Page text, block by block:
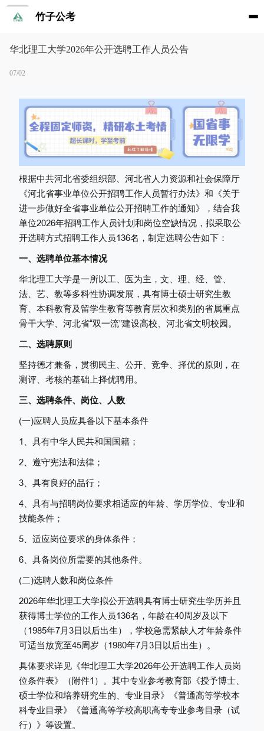
竹子公考
华北理工大学2026年公开选聘工作人员公告
07/02
根据中共河北省委组织部、河北省人力资源和社会保障厅
《河北省事业单位公开招聘工作人员暂行办法》和《关于
进一步做好全省事业单位公开招聘工作的通知》，结合我
单位2026年招聘工作人员计划和岗位空缺情况，拟采取公
开选聘方式招聘工作人员136名，制定选聘公告如下：
一、选聘单位基本情况
华北理工大学是一所以工、医为主，文、理、经、管、
法、艺、教等多科性协调发展，具有博士硕士研究生教
育、本科教育及留学生教育等教育层次和类别的省属重点
骨干大学、河北省“双一流”建设高校、河北省文明校园。
二、选聘原则
坚持德才兼备，贯彻民主、公开、竞争、择优的原则，在
测评、考核的基础上择优聘用。
三、选聘条件、岗位、人数
(一)应聘人员应具备以下基本条件
1、具有中华人民共和国国籍；
2、遵守宪法和法律；
3、具有良好的品行；
4、具有与招聘岗位要求相适应的年龄、学历学位、专业和
技能条件；
5、适应岗位要求的身体条件；
6、具备岗位所需要的其他条件。
(二)选聘人数和岗位条件
2026年华北理工大学拟公开选聘具有博士研究生学历并且
获得博士学位的工作人员136名，年龄在40周岁及以下
（1985年7月3日以后出生），学校急需紧缺人才年龄条件
可适当放宽至45周岁（1980年7月3日以后出生）。
具体要求详见《华北理工大学2026年公开选聘工作人员岗
位条件表》（附件1）。其中专业参考教育部《授予博士、
硕士学位和培养研究生的、专业目录》《普通高等学校本
科专业目录》《普通高等学校高职高专专业参考目录（试
行）》等设置。